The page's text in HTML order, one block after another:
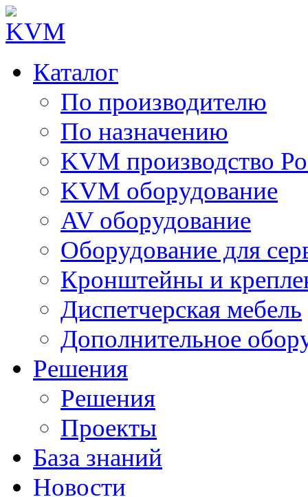
Каталог
По производителю
По назначению
KVM производство
KVM оборудование
AV оборудование
Оборудование для
Кронштейны и
Диспетчерская мебель
Дополнительное
Решения
Решения
Проекты
База знаний
Новости